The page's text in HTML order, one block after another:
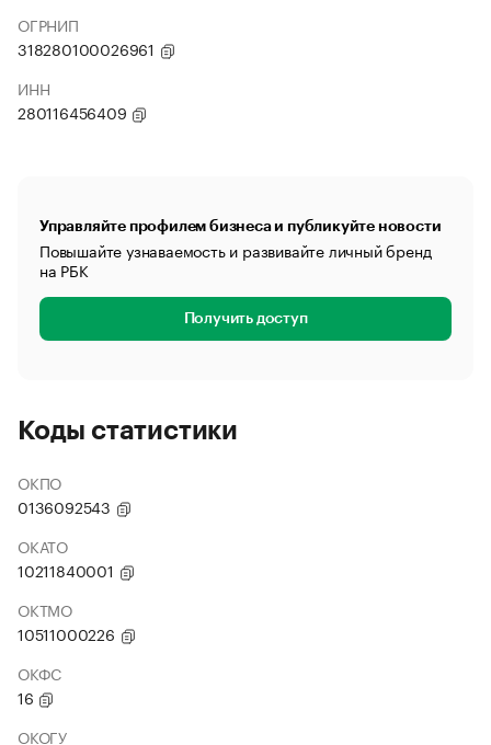
ОГРНИП
318280100026961
ИНН
280116456409
Управляйте профилем бизнеса и публикуйте новости
Повышайте узнаваемость и развивайте личный бренд
на РБК
Получить доступ
Коды статистики
ОКПО
0136092543
ОКАТО
10211840001
ОКТМО
10511000226
ОКФС
16
ОКОГУ